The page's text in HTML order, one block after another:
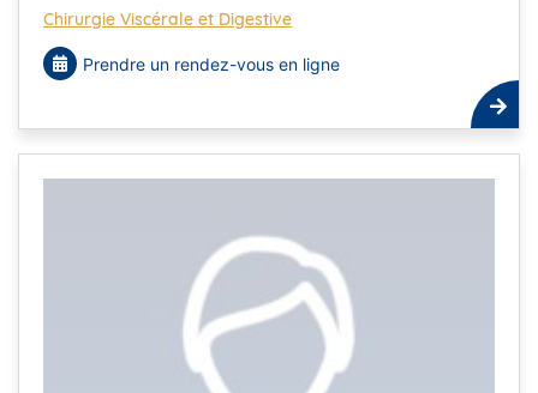
Chirurgie Viscérale et Digestive
Prendre un rendez-vous en ligne